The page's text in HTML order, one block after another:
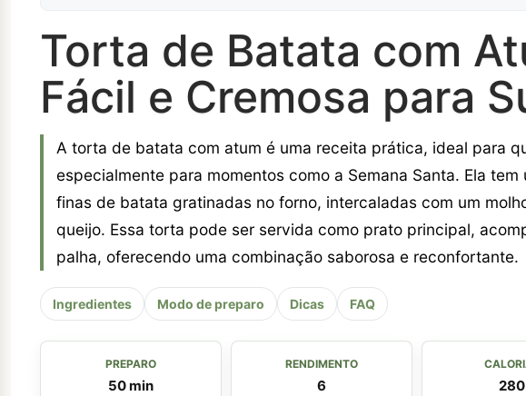
Torta de Batata com
Fácil e Cremosa para
A torta de batata com atum é uma receita prática, ideal para
especialmente para momentos como a Semana Santa. Ela
finas de batata gratinadas no forno, intercaladas com um
queijo. Essa torta pode ser servida como prato principal,
palha, oferecendo uma combinação saborosa e reconfortante.
Ingredientes Modo de preparo Dicas FAQ
PREPARO
50 min
RENDIMENTO
6 280